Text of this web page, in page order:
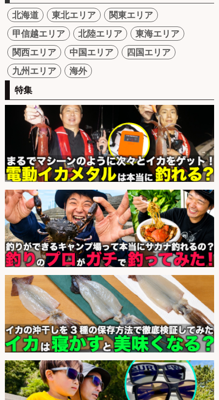
北海道 東北エリア
関東エリア
甲信越エリア
北陸エリア
東海エリア
関西エリア
中国エリア
四国エリア
九州エリア
海外
特集